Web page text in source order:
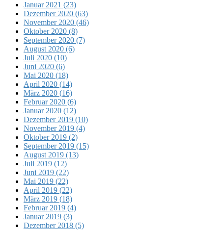
Januar 2021 (23)
Dezember 2020 (63)
November 2020 (46)
Oktober 2020 (8)
September 2020 (7)
August 2020 (6)
Juli 2020 (10)
Juni 2020 (6)
Mai 2020 (18)
April 2020 (14)
März 2020 (16)
Februar 2020 (6)
Januar 2020 (12)
Dezember 2019 (10)
November 2019 (4)
Oktober 2019 (2)
September 2019 (15)
August 2019 (13)
Juli 2019 (12)
Juni 2019 (22)
Mai 2019 (22)
April 2019 (22)
März 2019 (18)
Februar 2019 (4)
Januar 2019 (3)
Dezember 2018 (5)